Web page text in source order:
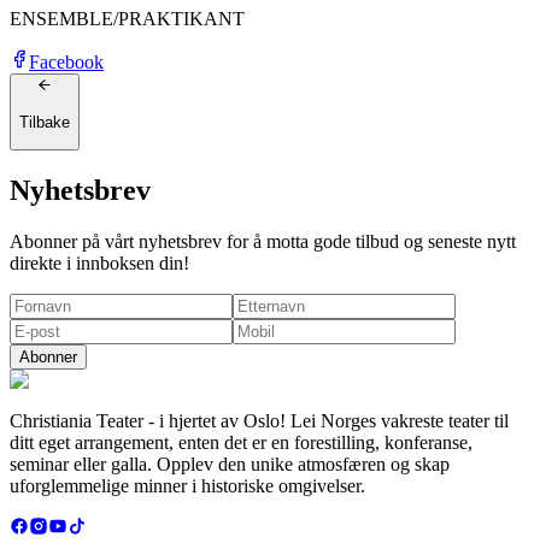
ENSEMBLE/PRAKTIKANT
Facebook
Tilbake
Nyhetsbrev
Abonner på vårt nyhetsbrev for å motta gode tilbud og seneste nytt
direkte i innboksen din!
Abonner
Christiania Teater - i hjertet av Oslo! Lei Norges vakreste teater til
ditt eget arrangement, enten det er en forestilling, konferanse,
seminar eller galla. Opplev den unike atmosfæren og skap
uforglemmelige minner i historiske omgivelser.